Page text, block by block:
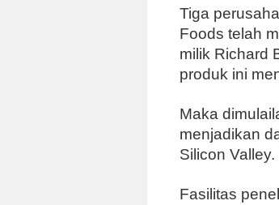
Tiga
Foods telah
milik Richard
produk ini
Maka
menjadikan
Silicon Valley.
Fasilitas